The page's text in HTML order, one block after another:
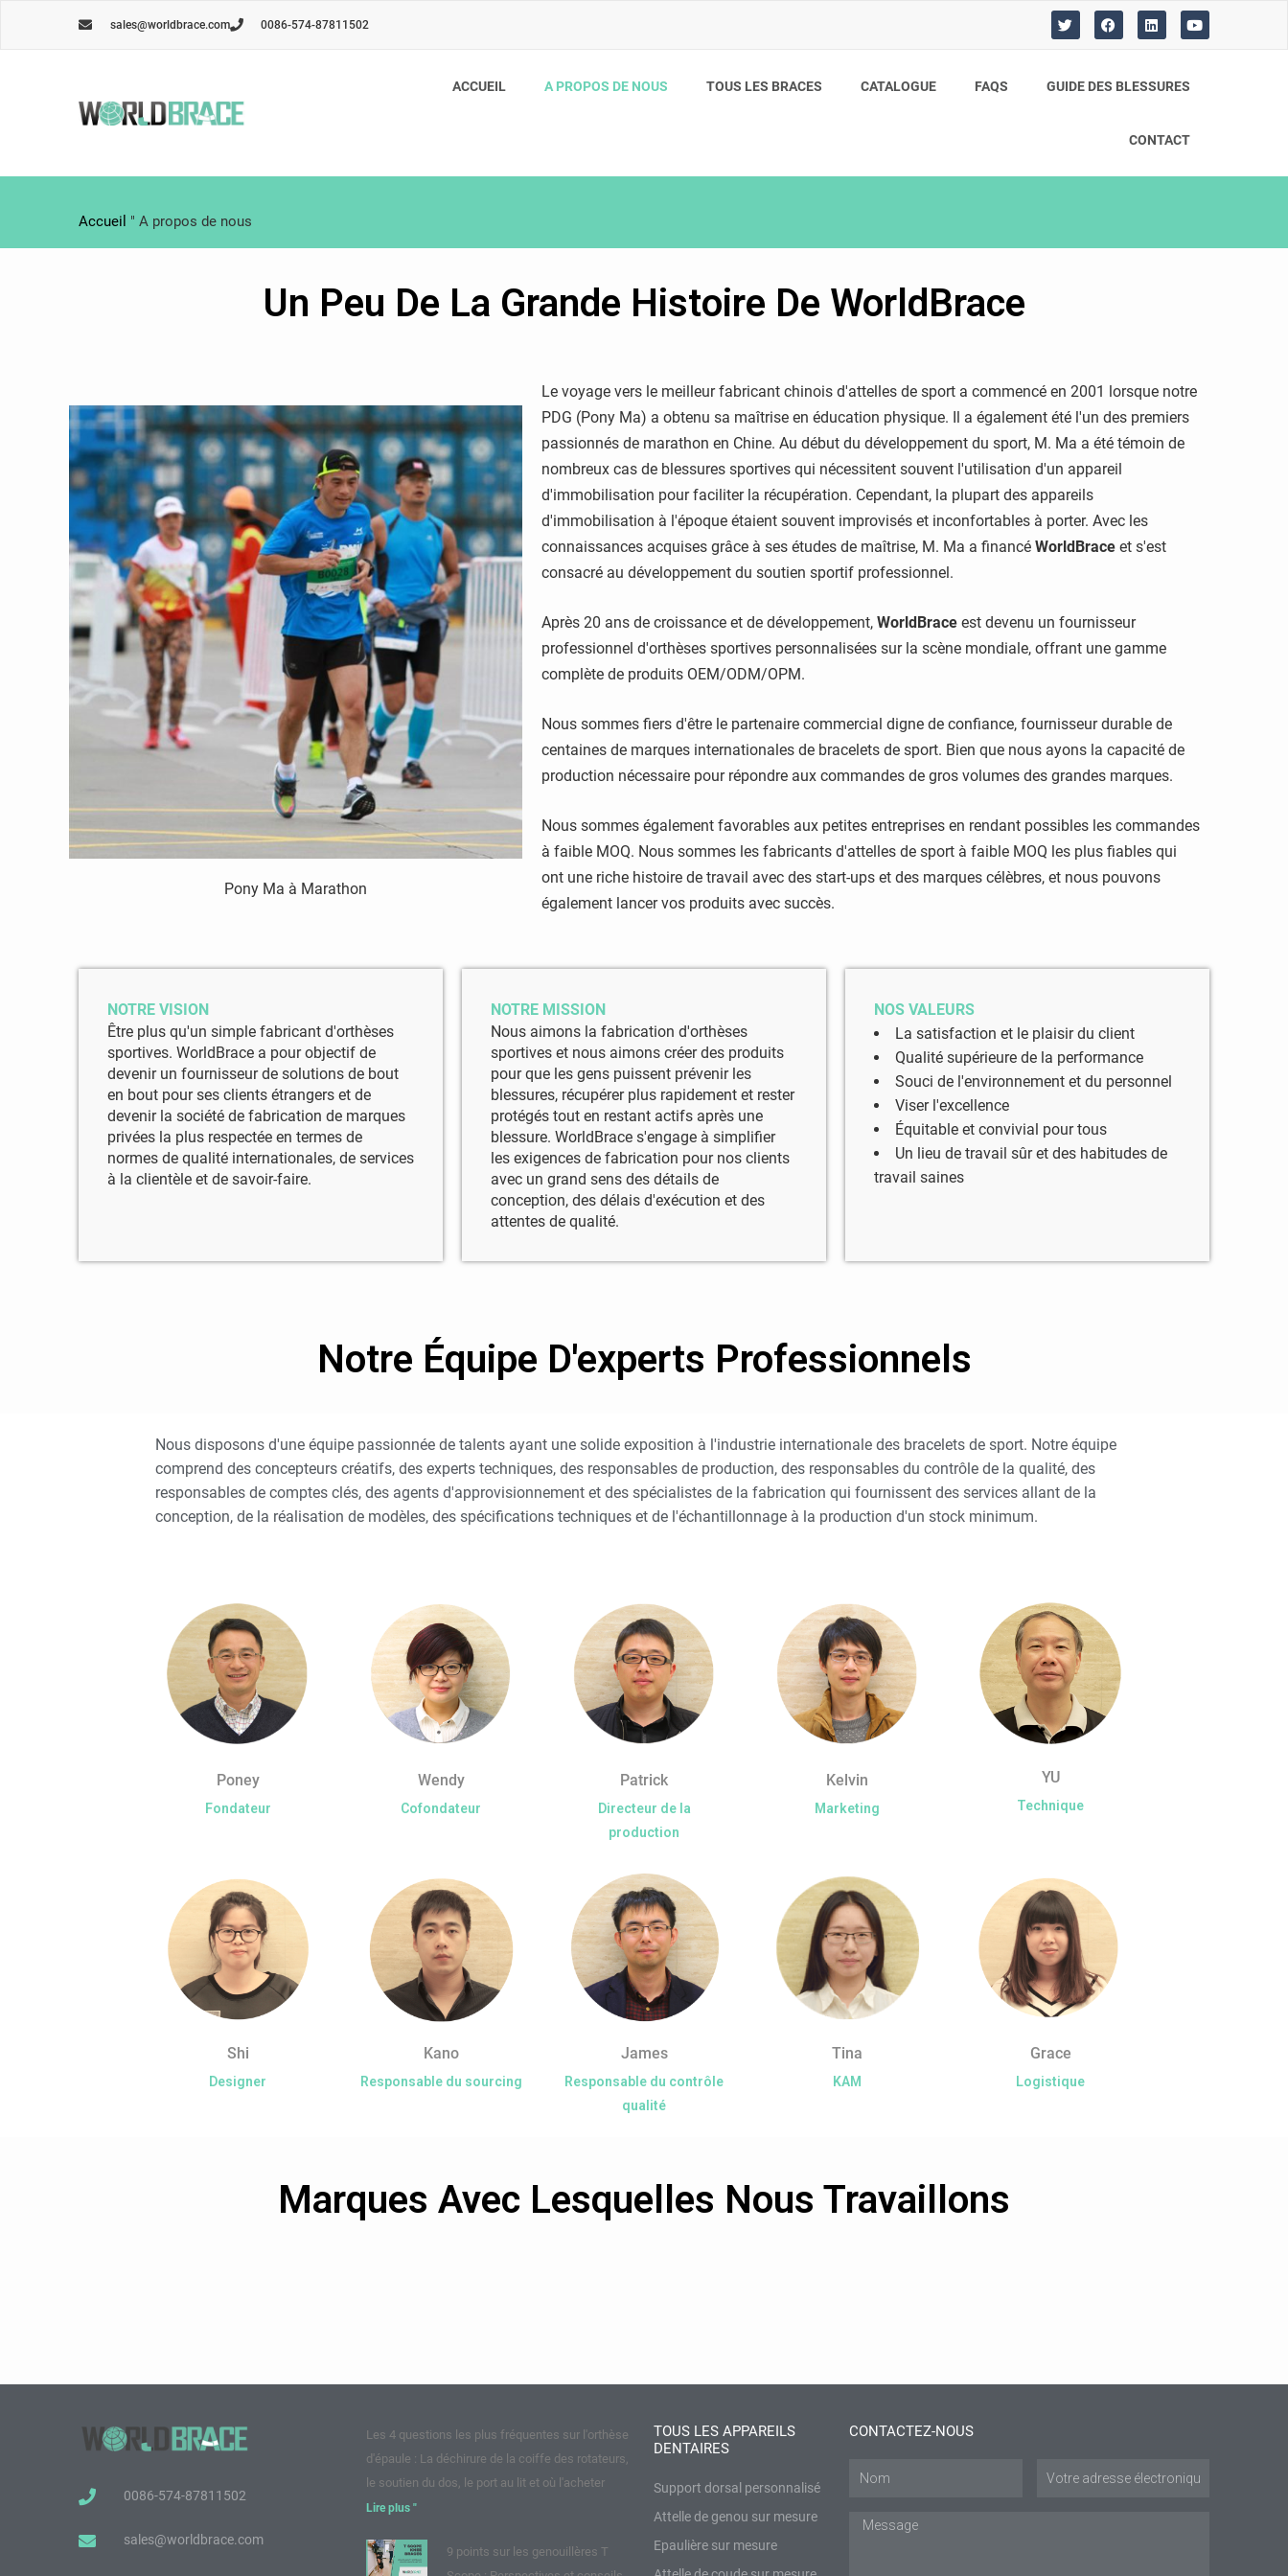
sales@worldbrace.com 0086-574-87811502
T
w
i
e
F
a
c
o
L
i
n
d
Y
o
u
ACCUEIL A PROPOS DE NOUS TOUS LES BRACES CATALOGUE FAQS GUIDE DES BLESSURES
CONTACT
Accueil " A propos de nous
Un Peu De La Grande Histoire De WorldBrace
Pony Ma à Marathon
Le voyage vers le meilleur fabricant chinois d'attelles de sport a commencé en 2001 lorsque notre
PDG (Pony Ma) a obtenu sa maîtrise en éducation physique. Il a également été l'un des premiers
passionnés de marathon en Chine. Au début du développement du sport, M. Ma a été témoin de
nombreux cas de blessures sportives qui nécessitent souvent l'utilisation d'un appareil
d'immobilisation pour faciliter la récupération. Cependant, la plupart des appareils
d'immobilisation à l'époque étaient souvent improvisés et inconfortables à porter. Avec les
connaissances acquises grâce à ses études de maîtrise, M. Ma a financé WorldBraceet s'est
consacré au développement du soutien sportif professionnel.
Après 20 ans de croissance et de développement, WorldBraceest devenu un fournisseur
professionnel d'orthèses sportives personnalisées sur la scène mondiale, offrant une gamme
complète de produits OEM/ODM/OPM.
Nous sommes fiers d'être le partenaire commercial digne de confiance, fournisseur durable de
centaines de marques internationales de bracelets de sport. Bien que nous ayons la capacité de
production nécessaire pour répondre aux commandes de gros volumes des grandes marques.
Nous sommes également favorables aux petites entreprises en rendant possibles les commandes
à faible MOQ. Nous sommes les fabricants d'attelles de sport à faible MOQ les plus fiables qui
ont une riche histoire de travail avec des start-ups et des marques célèbres, et nous pouvons
également lancer vos produits avec succès.
NOTRE VISION
Être plus qu'un simple fabricant d'orthèses
sportives. WorldBrace a pour objectif de
devenir un fournisseur de solutions de bout
en bout pour ses clients étrangers et de
devenir la société de fabrication de marques
privées la plus respectée en termes de
normes de qualité internationales, de services
à la clientèle et de savoir-faire.
NOTRE MISSION
Nous aimons la fabrication d'orthèses
sportives et nous aimons créer des produits
pour que les gens puissent prévenir les
blessures, récupérer plus rapidement et rester
protégés tout en restant actifs après une
blessure. WorldBrace s'engage à simplifier
les exigences de fabrication pour nos clients
avec un grand sens des détails de
conception, des délais d'exécution et des
attentes de qualité.
NOS VALEURS
La satisfaction et le plaisir du client
Qualité supérieure de la performance
Souci de l'environnement et du personnel
Viser l'excellence
Équitable et convivial pour tous
Un lieu de travail sûr et des habitudes de
travail saines
Notre Équipe D'experts Professionnels
Nous disposons d'une équipe passionnée de talents ayant une solide exposition à l'industrie internationale des bracelets de sport. Notre équipe
comprend des concepteurs créatifs, des experts techniques, des responsables de production, des responsables du contrôle de la qualité, des
responsables de comptes clés, des agents d'approvisionnement et des spécialistes de la fabrication qui fournissent des services allant de la
conception, de la réalisation de modèles, des spécifications techniques et de l'échantillonnage à la production d'un stock minimum.
Poney
Fondateur
Wendy
Cofondateur
Patrick
Directeur de la
production
Kelvin
Marketing
YU
Technique
Shi
Designer
Kano
Responsable du sourcing
James
Responsable du contrôle
qualité
Tina
KAM
Grace
Logistique
Marques Avec Lesquelles Nous Travaillons
0086-574-87811502
sales@worldbrace.com
Les 4 questions les plus fréquentes sur l'orthèse
d'épaule : La déchirure de la coiffe des rotateurs,
le soutien du dos, le port au lit et où l'acheter
Lire plus "
9 points sur les genouillères T
TOUS LES APPAREILS
DENTAIRES
Support dorsal personnalisé
Attelle de genou sur mesure
Epaulière sur mesure
CONTACTEZ-NOUS
Nom
Courriel
Message